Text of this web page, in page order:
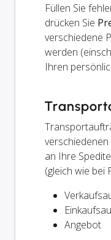
Füllen Sie
drücken Sie
verschiedene
werden
Ihren
an Ihre
(gleich wie bei
Angebot